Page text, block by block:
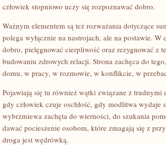
człowiek stopniowo uczy się rozpoznawać dobro.
Ważnym elementem są też rozważania dotyczące
polega wyłącznie na nastrojach, ale na postawie.
dobro, pielęgnować cierpliwość oraz rezygnować z
budowaniu zdrowych relacji. Strona zachęca do
domu, w pracy, w rozmowie, w konflikcie, w
Pojawiają się tu również wątki związane z
gdy człowiek czuje oschłość, gdy modlitwa wydaje
wybrzmiewa zachęta do wierności, do szukania
dawać pocieszenie osobom, które zmagają się z
droga jest wędrówką.